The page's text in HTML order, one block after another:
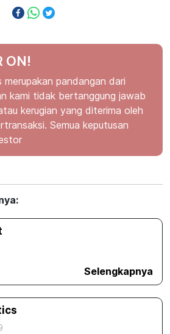
ON!
pandangan dari
kami tidak bertanggung jawab
kerugian yang diterima oleh
Semua keputusan
Selengkapnya